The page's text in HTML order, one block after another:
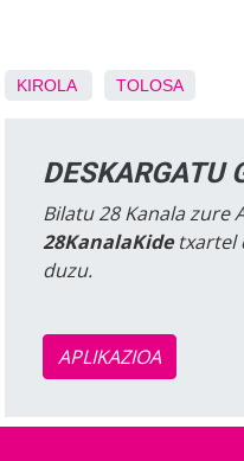
KIROLA TOLOSA
DESKARGATU
Bilatu 28 Kanala zure
28KanalaKidetxartel
duzu.
APLIKAZIOA